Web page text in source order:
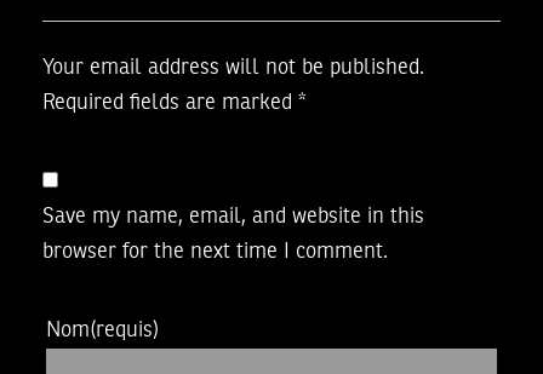
Your email address will not be published.
Required fields are marked *
Save my name, email, and website in this
browser for the next time I comment.
Nom(requis)